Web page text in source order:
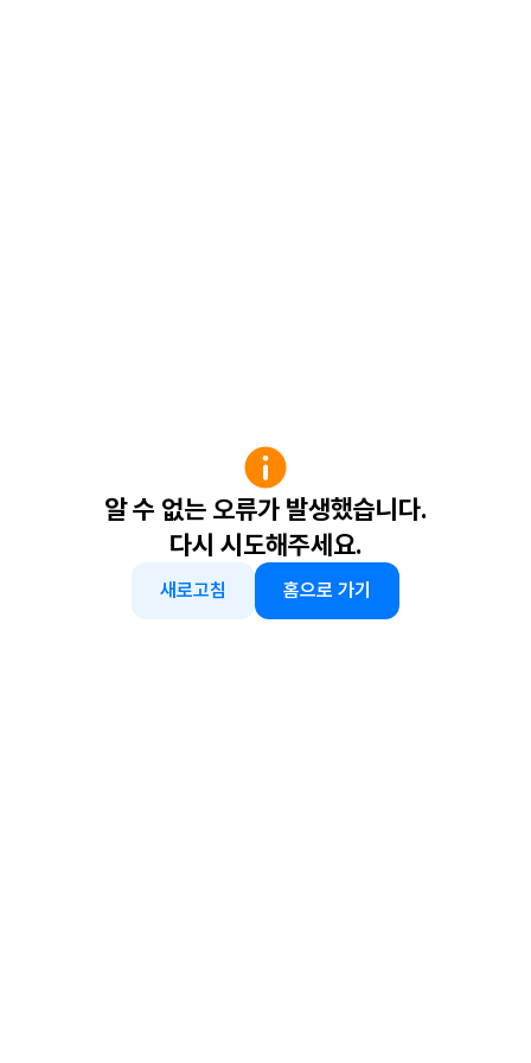
알 수 없는 오류가 발생했습니다.
다시 시도해주세요.
새로고침 홈으로 가기